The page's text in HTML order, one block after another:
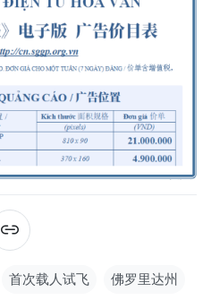
首次载人试飞 佛罗里达州